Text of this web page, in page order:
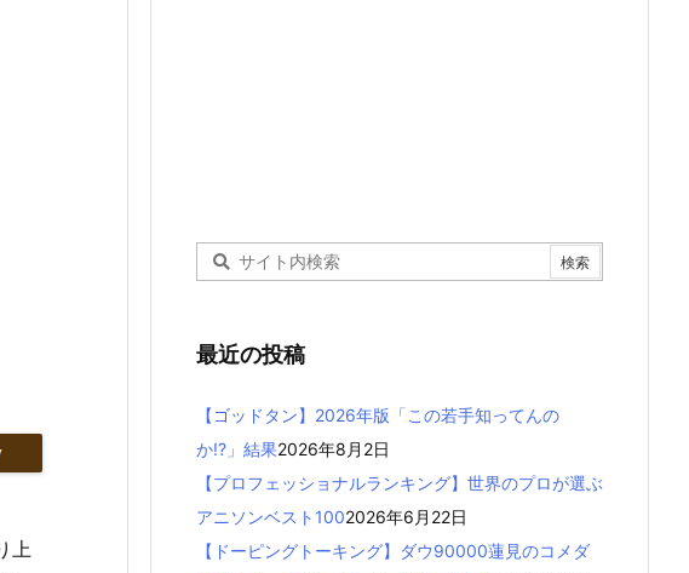
上
最近の投稿
【ゴッドタン】2026年版「この若手知ってんの
か!?」結果2026年8月2日
【プロフェッショナルランキング】世界のプロが選ぶ
アニソンベスト1002026年6月22日
【ドーピングトーキング】ダウ90000蓮見のコメダ